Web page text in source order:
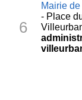
6
Mairie
- Place